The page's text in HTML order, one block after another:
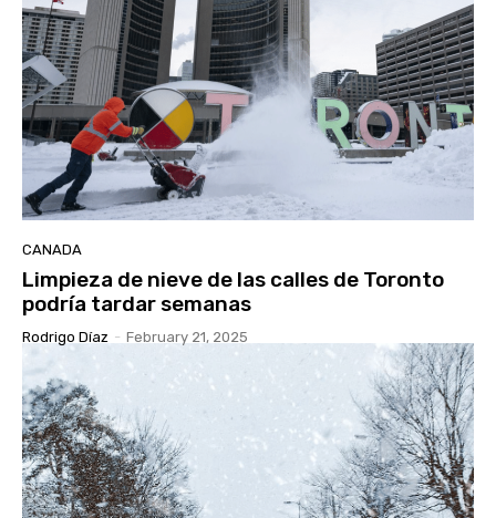
CANADA
Limpieza de nieve de las calles de Toronto
podría tardar semanas
Rodrigo Díaz - February 21, 2025